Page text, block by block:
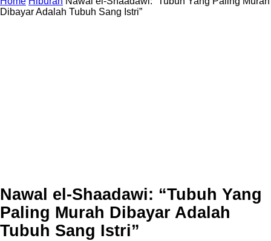
Dibayar Adalah Tubuh Sang Istri”
Nawal el-Shaadawi: “Tubuh Yang
Paling Murah Dibayar Adalah
Tubuh Sang Istri”